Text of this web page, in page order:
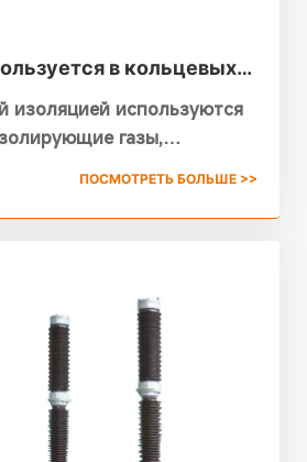
в кольцевых
блоках (RMU)?
изоляцией используются
газы,
сети. В этом
типы газов,
и почему РМУ с низким
лидируют в отрасли.
ПОСМОТРЕТЬ БОЛЬШЕ >>